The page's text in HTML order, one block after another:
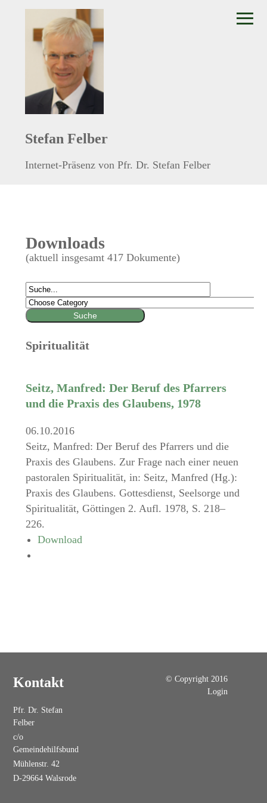
Stefan Felber
Internet-Präsenz von Pfr. Dr. Stefan Felber
Downloads
(aktuell insgesamt 417 Dokumente)
Spiritualität
Seitz, Manfred: Der Beruf des Pfarrers
und die Praxis des Glaubens, 1978
06.10.2016
Seitz, Manfred: Der Beruf des Pfarrers und die
Praxis des Glaubens. Zur Frage nach einer neuen
pastoralen Spiritualität, in: Seitz, Manfred (Hg.):
Praxis des Glaubens. Gottesdienst, Seelsorge und
Spiritualität, Göttingen 2. Aufl. 1978, S. 218–
226.
Download
Kontakt
Pfr. Dr. Stefan
Felber
c/o
Gemeindehilfsbund
Mühlenstr. 42
D-29664 Walsrode
© Copyright 2016
Login
≡